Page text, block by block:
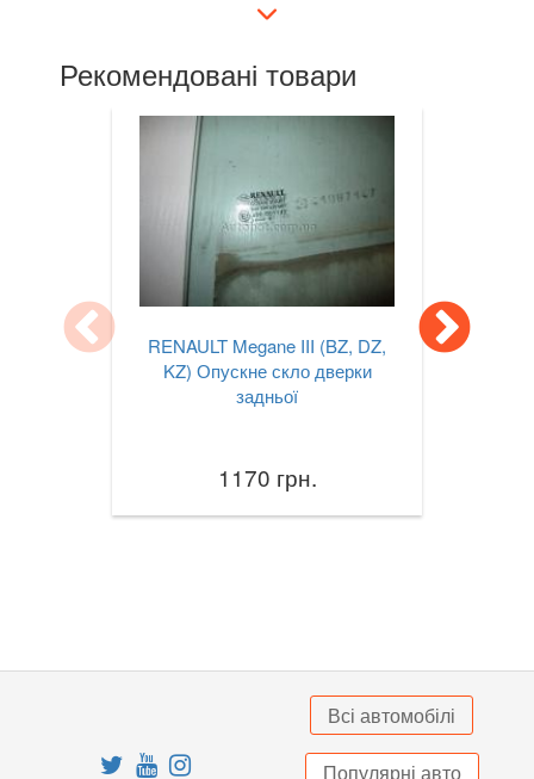
SKODA
TOYOTA keyboard_arrow_down
VOLKSWAGEN
Рекомендовані товари
RENAULT Megane III (BZ, DZ,
KZ) Опускне скло дверки
задньої
1170 грн.
Всі автомобілі
Популярні авто